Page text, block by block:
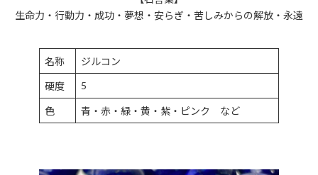
生命力・行動力・成功・夢想・安らぎ・苦しみからの解放・永遠
名称 ジルコン
硬度 5
色 青・赤・緑・黄・紫・ピンク など